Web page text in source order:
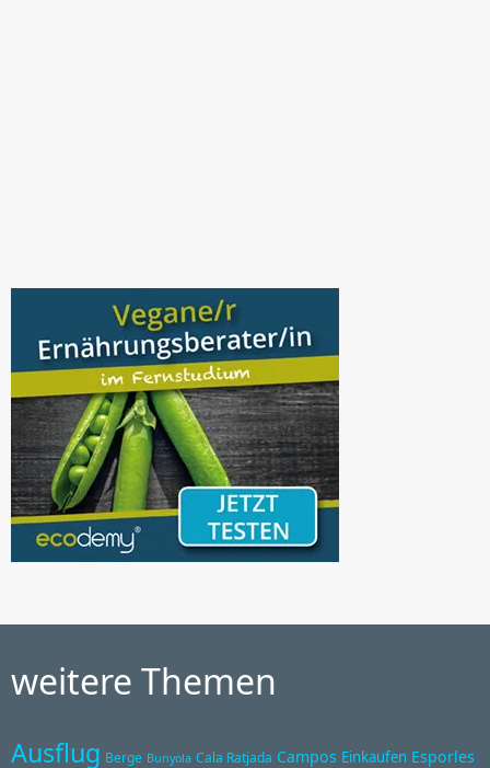
weitere Themen
Ausflug Berge Bunyola Cala Ratjada Campos Einkaufen Esporles